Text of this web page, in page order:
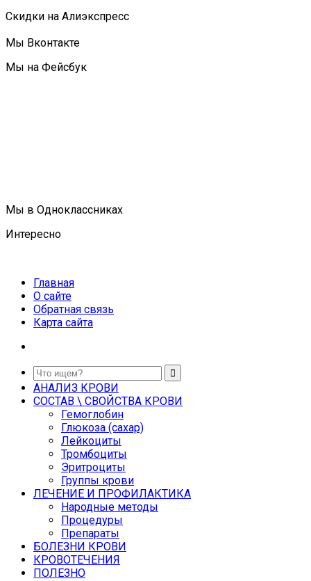
Скидки на Алиэкспресс
Мы Вконтакте
Мы на Фейсбук
Мы в Одноклассниках
Интересно
Главная
О сайте
Обратная связь
Карта сайта
АНАЛИЗ КРОВИ
СОСТАВ \ СВОЙСТВА КРОВИ
Гемоглобин
Глюкоза (сахар)
Лейкоциты
Тромбоциты
Эритроциты
Группы крови
ЛЕЧЕНИЕ И ПРОФИЛАКТИКА
Народные методы
Процедуры
Препараты
БОЛЕЗНИ КРОВИ
КРОВОТЕЧЕНИЯ
ПОЛЕЗНО